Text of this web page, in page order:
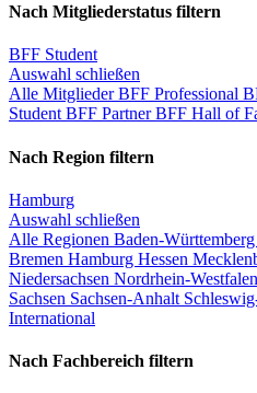
Nach Mitgliederstatus filtern
BFF Student
Auswahl schließen
Alle MitgliederBFF Professional
Student BFF PartnerBFF Hall of
Nach Region filtern
Hamburg
Auswahl schließen
Alle Regionen Baden-Württemberg
Bremen Hamburg Hessen
Niedersachsen Nordrhein-Westfalen
Sachsen Sachsen-Anhalt
International
Nach Fachbereich filtern